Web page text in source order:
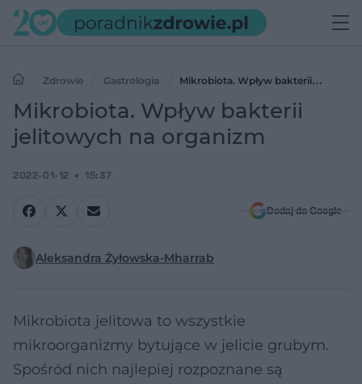
Zdrowie Gastrologia
Mikrobiota. Wpływ bakterii
jelitowych na organizm
Mikrobiota. Wpływ bakterii
jelitowych na organizm
2022-01-12 15:37
Dodaj do Google
Aleksandra Żyłowska-Mharrab
Mikrobiota jelitowa to wszystkie
mikroorganizmy bytujące w jelicie grubym.
Spośród nich najlepiej rozpoznane są